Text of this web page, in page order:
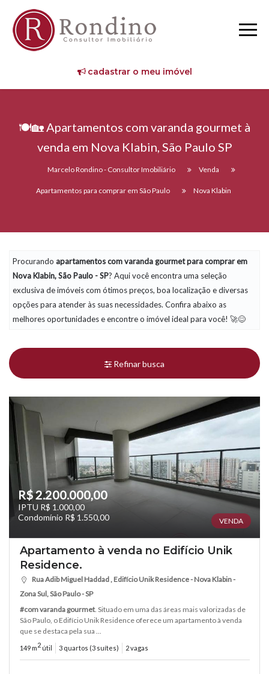
cadastrar o meu imóvel
🍽️🏡 Apartamentos com varanda gourmet à
venda em Nova Klabin, São Paulo SP
Marcelo Rondino - Consultor Imobiliário Venda
Apartamentos para comprar em São Paulo Nova Klabin
Procurando apartamentos com varanda gourmetpara comprar em
Nova Klabin, São Paulo - SP? Aqui você encontra uma seleção
exclusiva de imóveis com ótimos preços, boa localização e diversas
opções para atender às suas necessidades. Confira abaixo as
melhores oportunidades e encontre o imóvel ideal para você! 🚀😊
Refinar busca
R$ 2.200.000,00
IPTU R$ 1.000,00
Condomínio R$ 1.550,00
VENDA
Apartamento à venda no Edifício Unik
Residence.
Rua Adib Miguel Haddad , Edifício Unik Residence - Nova Klabin -
Zona Sul, São Paulo - SP
#com varanda gourmet. Situado em uma das áreas mais valorizadas de
São Paulo, o Edifício Unik Residence oferece um apartamento à venda
que se destaca pela sua ...
149 m2 útil 3 quartos (3 suítes) 2 vagas